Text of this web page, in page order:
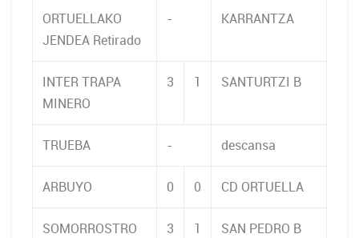
ORTUELLAKO
JENDEA Retirado
- KARRANTZA
INTER TRAPA
MINERO
3 1 SANTURTZI B
TRUEBA - descansa
ARBUYO 0 0 CD ORTUELLA
SOMORROSTRO
3 1 SAN PEDRO B